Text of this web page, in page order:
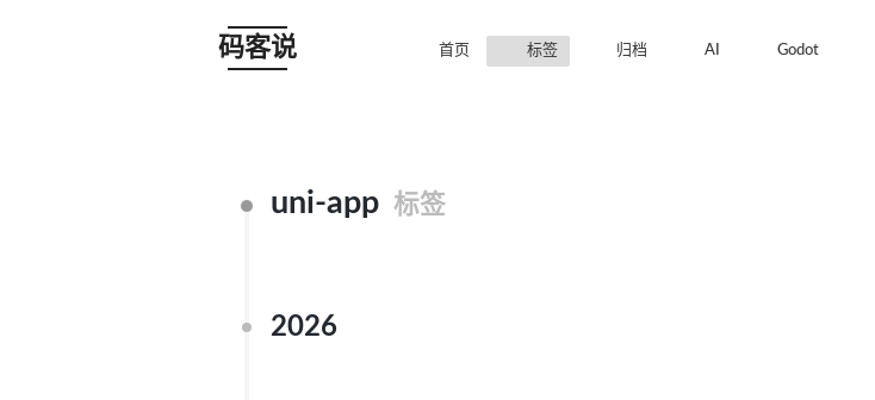
码客说 首页 标签 归档 AI Godot
uni-app 标签
2026